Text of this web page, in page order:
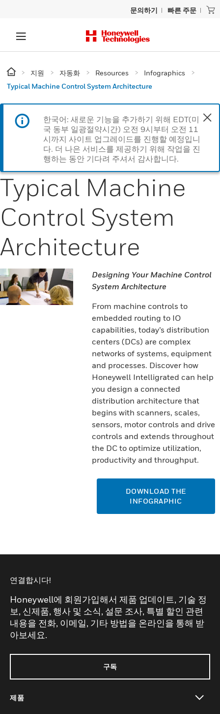
문의하기 빠른 주문
지원 자동화 Resources
Infographics
Typical Machine Control System Architecture
한국어: 새로운 기능을 추가하기 위해 EDT(미
국 동부 일광절약시간) 오전 9시부터 오전 11
시까지 사이트 업그레이드를 진행할 예정입니
다. 더 나은 서비스를 제공하기 위해 작업을 진
행하는 동안 기다려 주셔서 감사합니다.
Typical Machine
Control System
Architecture
Designing Your Machine Control
System Architecture
From machine controls to
embedded routing to IO
capabilities, today’s distribution
centers (DCs) are complex
networks of systems, equipment
and processes. Discover how
Honeywell Intelligrated can help
you design a connected
distribution architecture that
begins with scanners, scales,
sensors, motor controls and drive
controls and extends throughout
the DC to optimize utilization,
productivity and throughput.
DOWNLOAD THE
INFOGRAPHIC
연결합시다!
Honeywell에 회원가입해서 제품 업데이트, 기술 정
보, 신제품, 행사 및 소식, 설문 조사, 특별 할인 관련
내용을 전화, 이메일, 기타 방법을 온라인을 통해 받
아보세요.
구독
제품